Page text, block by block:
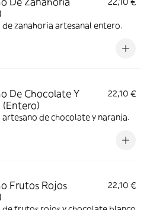
de zanahoria artesanal entero.
De Chocolate Y
(Entero)
22,10 €
artesano de chocolate y naranja.
Frutos Rojos
22,10 €